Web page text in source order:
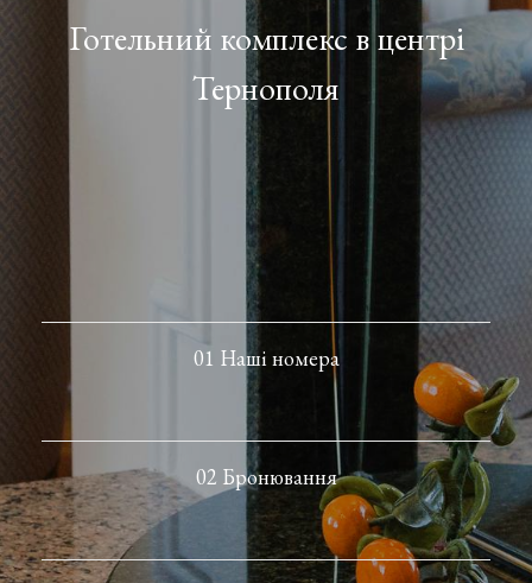
Готельний комплекс в центрі
Тернополя
01 Наші номера
02 Бронювання